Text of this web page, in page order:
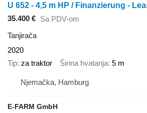
U 652 - 4,5 m HP / Finanzierung -
35.400 € Sa PDV-om
Tanjirača
2020
Tip za traktor Širina hvatanja 5 m
Njemačka, Hamburg
E-FARM GmbH